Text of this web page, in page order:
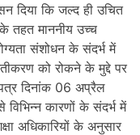
दिया कि जल्द ही उचित
तहत माननीय उच्च
संशोधन के संदर्भ में
को रोकने के मुद्दे पर
पत्र दिनांक 06 अप्रैल
कारणों के संदर्भ में
अधिकारियों के अनुसार